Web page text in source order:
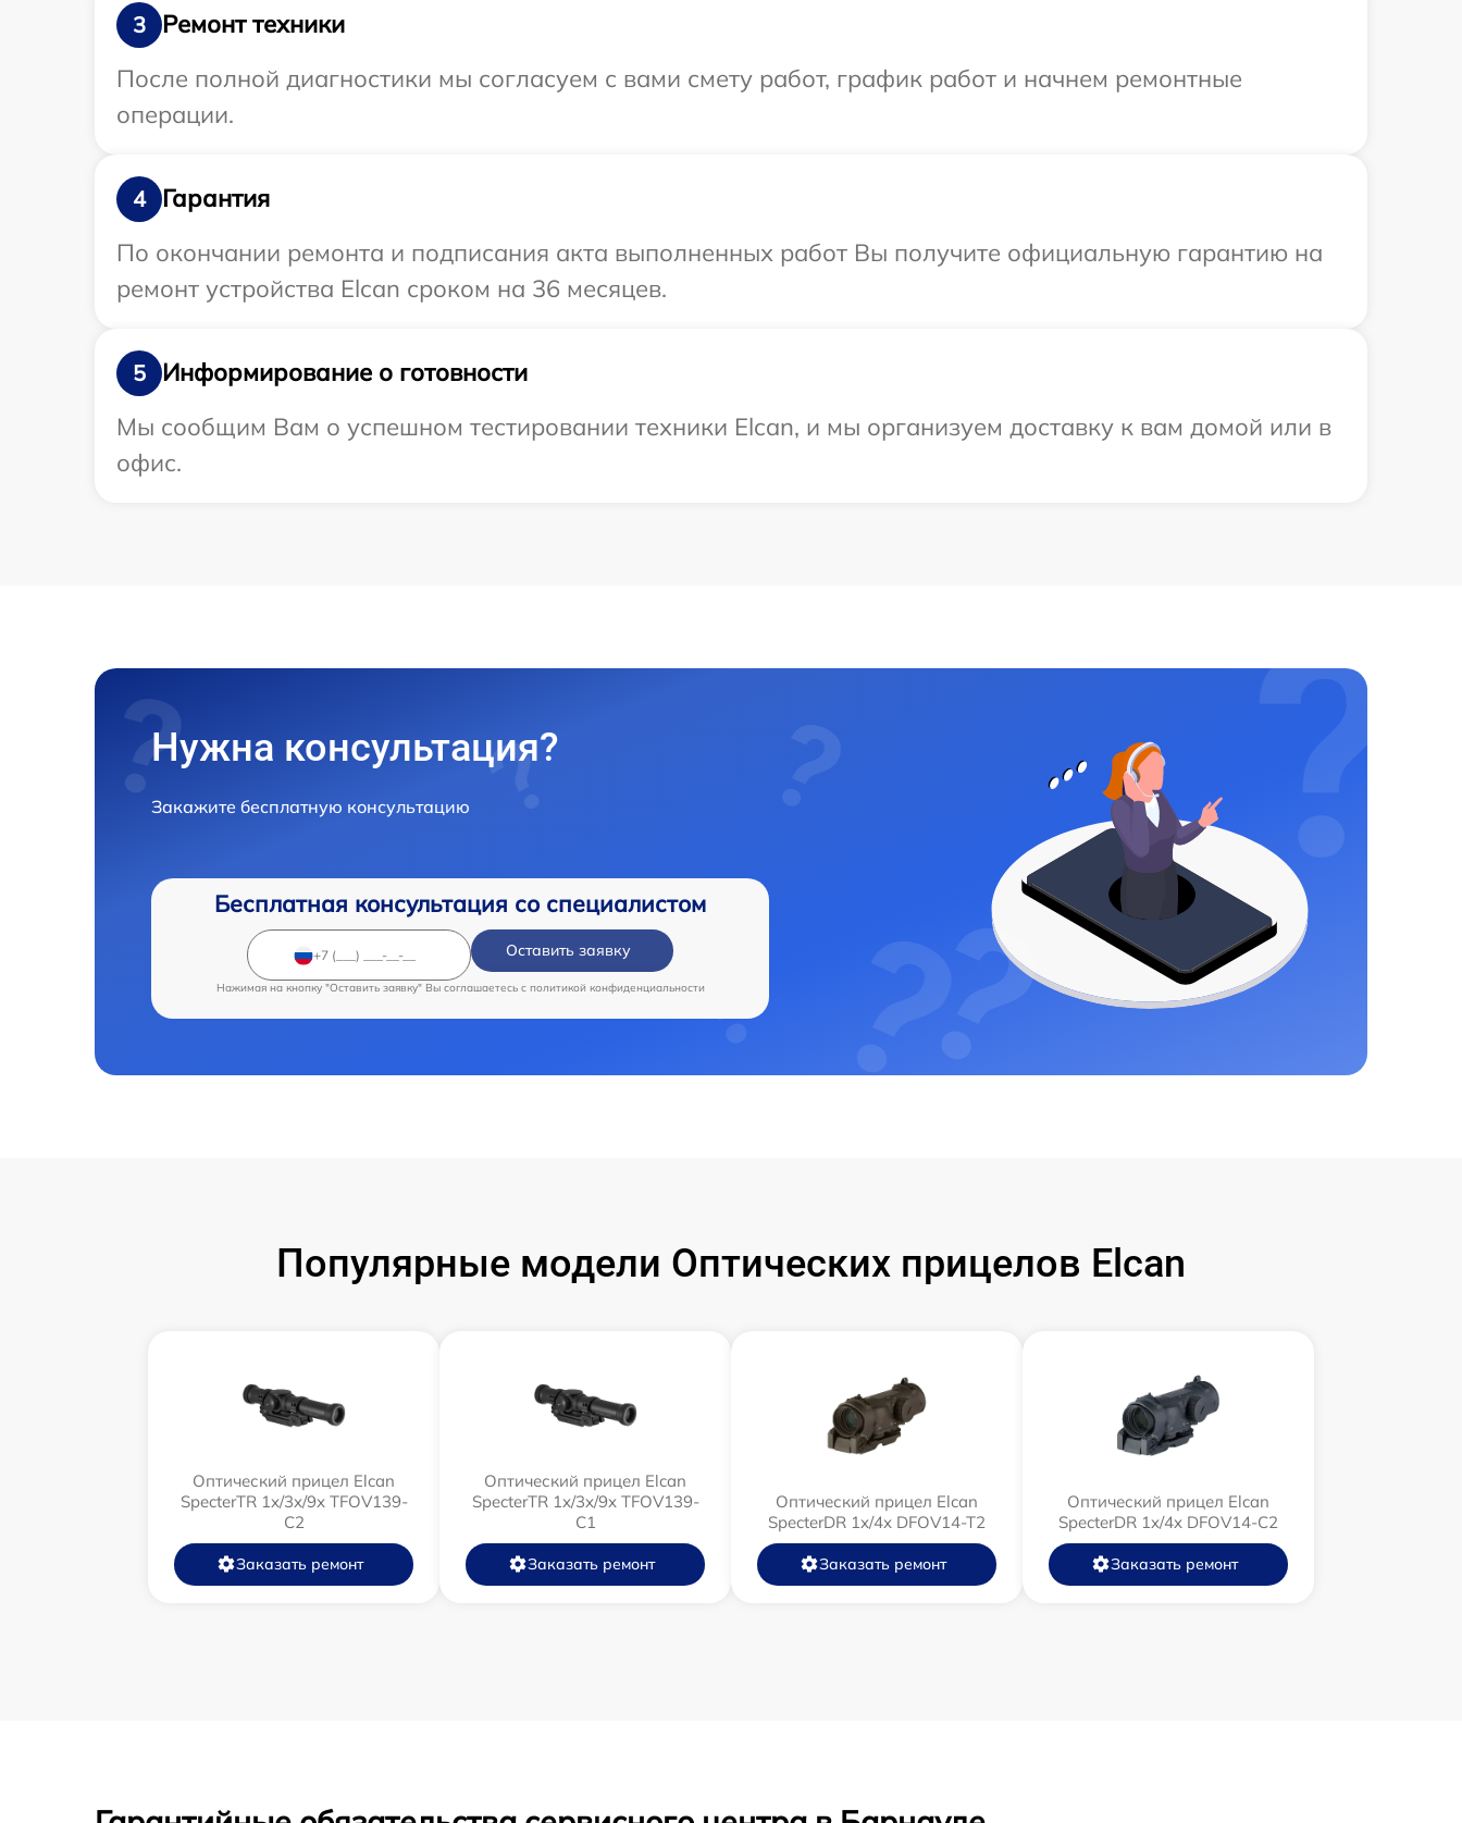
3
Ремонт техники
После полной диагностики мы согласуем с вами смету работ, график работ и начнем ремонтные
операции.
4
Гарантия
По окончании ремонта и подписания акта выполненных работ Вы получите официальную гарантию на
ремонт устройства Elcan сроком на 36 месяцев.
5
Информирование о готовности
Мы сообщим Вам о успешном тестировании техники Elcan, и мы организуем доставку к вам домой или в
офис.
Нужна консультация?
Закажите бесплатную консультацию
Бесплатная консультация со специалистом
Оставить заявку
Нажимая на кнопку "Оставить заявку" Вы соглашаетесь c политикой конфиденциальности
Популярные модели Оптических прицелов Elcan
Оптический прицел Elcan
SpecterTR 1x/3x/9x TFOV139-
C2
Заказать ремонт
Оптический прицел Elcan
SpecterTR 1x/3x/9x TFOV139-
C1
Заказать ремонт
Оптический прицел Elcan
SpecterDR 1x/4x DFOV14-T2
Заказать ремонт
Оптический прицел Elcan
SpecterDR 1x/4x DFOV14-C2
Заказать ремонт